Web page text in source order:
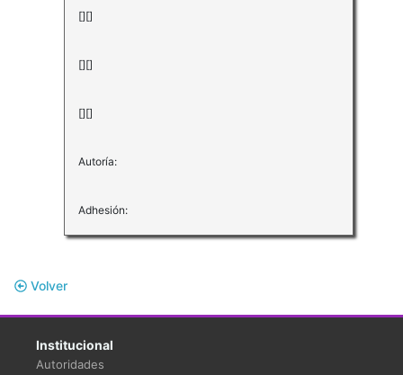
[][]
[][]
[][]
Autoría:
Adhesión:
Volver
Institucional
Autoridades